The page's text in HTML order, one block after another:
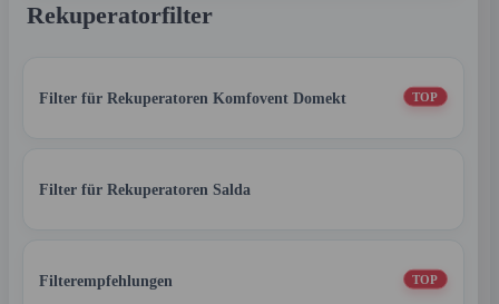
Rekuperatorfilter
Filter für Rekuperatoren Komfovent Domekt TOP
Filter für Rekuperatoren Salda
Filterempfehlungen TOP